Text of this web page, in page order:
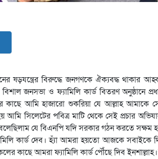
ষড়যন্ত্রের বিরুদ্ধে জনগণকে ঐক্যবদ্ধ থাকার
জনসভা ও ফ্যামিলি কার্ড বিতরণ অনুষ্ঠানে
কাছে আমি হাজারো শুকরিয়া যে আল্লাহ আমাকে
সিলেটের পবিত্র মাটি থেকে সেই প্রচার
যে বিএনপি যদি সরকার গঠন করতে সক্ষম
কার্ড দেব। হ্যাঁ আমরা হয়তো আজকে সবাইকে
কাছে আমরা ফ্যামিলি কার্ড পৌঁছে দিব